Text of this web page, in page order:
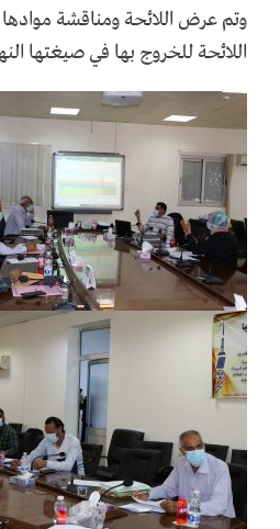
وتم عرض اللائحة ومناقشة
اللائحة للخروج بها في صيغتها